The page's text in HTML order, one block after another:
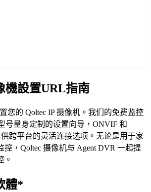
機設置URL指南
您的 Qoltec IP 摄像机。我们的免费监控
号量身定制的设置向导，ONVIF 和
跨平台的灵活连接选项。无论是用于家
控，Qoltec 摄像机与 Agent DVR 一起提
。
體*